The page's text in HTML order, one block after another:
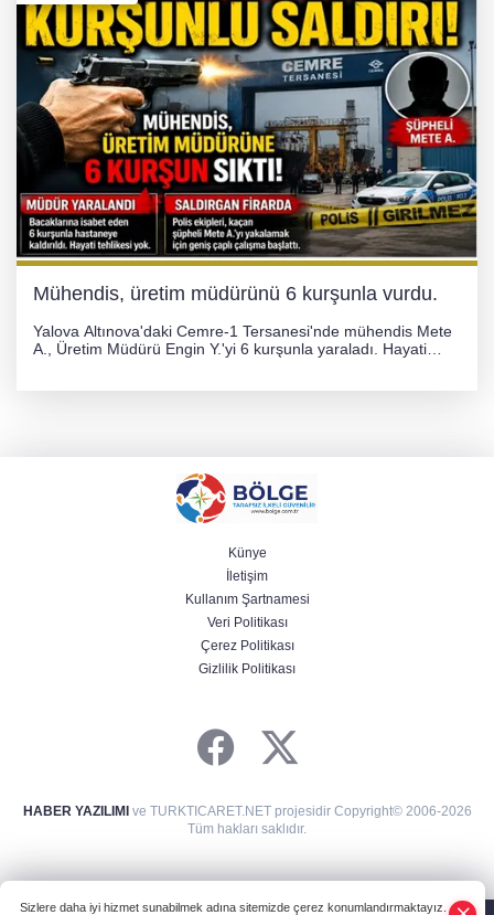
Mühendis, üretim müdürünü 6 kurşunla vurdu.
Yalova Altınova'daki Cemre-1 Tersanesi'nde mühendis Mete
A., Üretim Müdürü Engin Y.'yi 6 kurşunla yaraladı. Hayati
Künye
İletişim
Kullanım Şartnamesi
Veri Politikası
Çerez Politikası
Gizlilik Politikası
HABER YAZILIMIve TURKTICARET.NET projesidir Copyright© 2006-2026
Tüm hakları saklıdır.
Sizlere daha iyi hizmet sunabilmek adına sitemizde çerez konumlandırmaktayız.